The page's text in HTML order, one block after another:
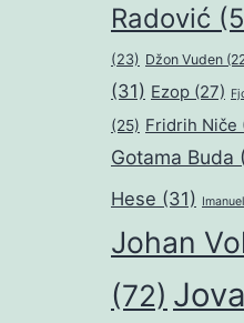
Radović
(23) Džon Vuden
(31) Ezop (27)
(25) Fridrih Niče
Gotama Buda
Hese (31)
Johan
(72)